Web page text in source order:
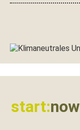
start:now